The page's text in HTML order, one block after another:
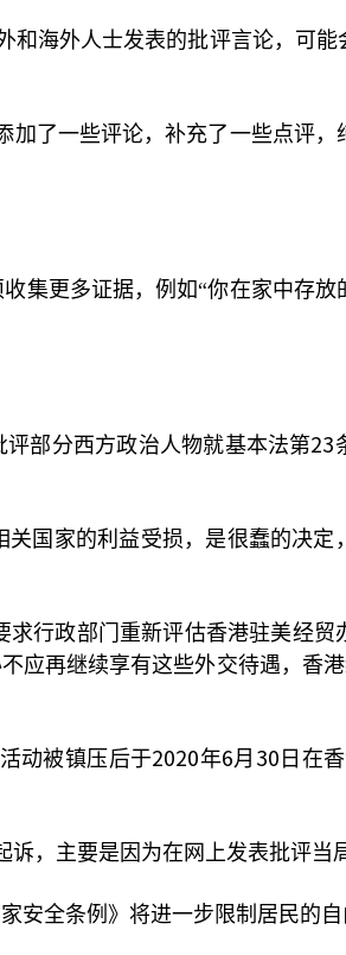
和海外人士发表的批评言论，可能
了一些评论，补充了一些点评，
集更多证据，例如“你在家中存
评部分西方政治人物就基本法第23
国家的利益受损，是很蠢的决定
行政部门重新评估香港驻美经贸
应再继续享有这些外交待遇，香
动被镇压后于2020年6月 30 日在
，主要是因为在网上发表批评当
安全条例》将进一步限制居民的自